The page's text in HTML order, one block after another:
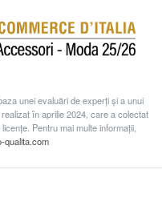
unei evaluări de experți și a unui
în aprilie 2024, care a colectat
Pentru mai multe informații,
qualita.com